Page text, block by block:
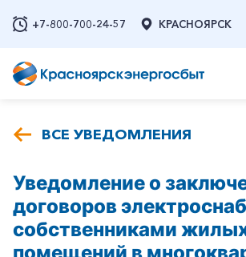
+7-800-700-24-57 КРАСНОЯРСК
ВСЕ УВЕДОМЛЕНИЯ
Уведомление о
договоров
собственниками